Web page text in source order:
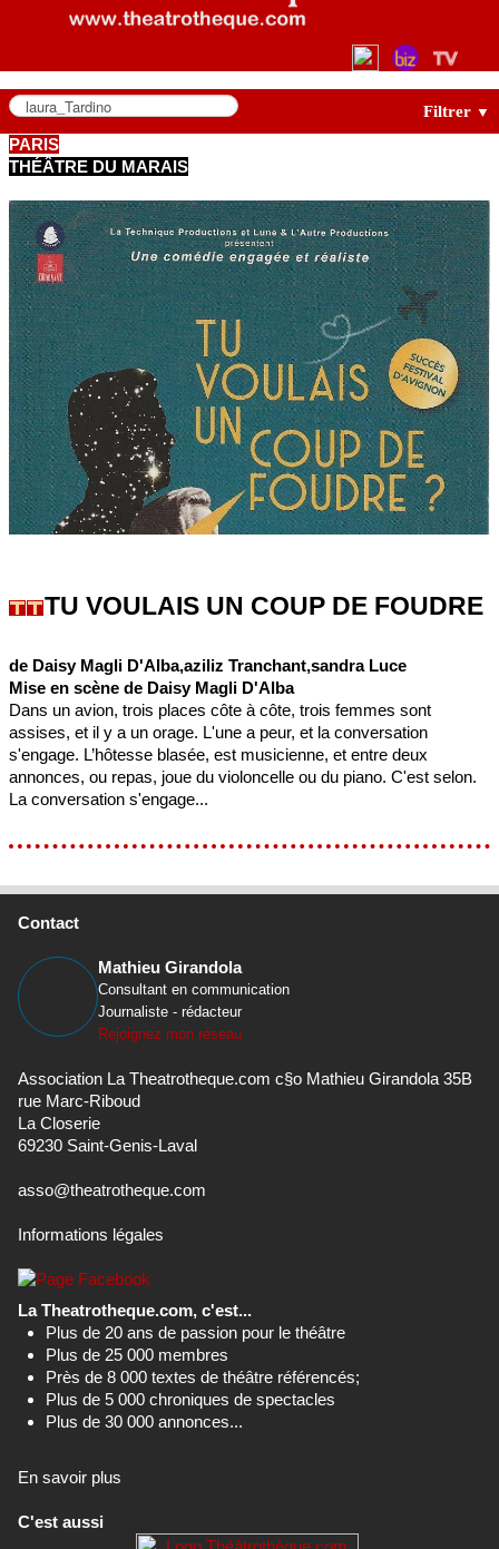
LES ANNONCES
LE CLUB
Filtrer ▼
PARIS
THÉÂTRE DU MARAIS
TU VOULAIS UN COUP DE FOUDRE
de Daisy Magli D'Alba,aziliz Tranchant,sandra Luce
Mise en scène de Daisy Magli D'Alba
Dans un avion, trois places côte à côte, trois femmes sont
assises, et il y a un orage. L'une a peur, et la conversation
s'engage. L’hôtesse blasée, est musicienne, et entre deux
annonces, ou repas, joue du violoncelle ou du piano. C'est selon.
La conversation s'engage...
Contact
Mathieu Girandola
Consultant en communication
Journaliste - rédacteur
Rejoignez mon réseau
Association La Theatrotheque.com c§o Mathieu Girandola 35B
rue Marc-Riboud
La Closerie
69230 Saint-Genis-Laval
asso@theatrotheque.com
Informations légales
La Theatrotheque.com, c'est...
Plus de 20 ans de passion pour le théâtre
Plus de 25 000 membres
Près de 8 000 textes de théâtre référencés;
Plus de 5 000 chroniques de spectacles
Plus de 30 000 annonces...
En savoir plus
C'est aussi